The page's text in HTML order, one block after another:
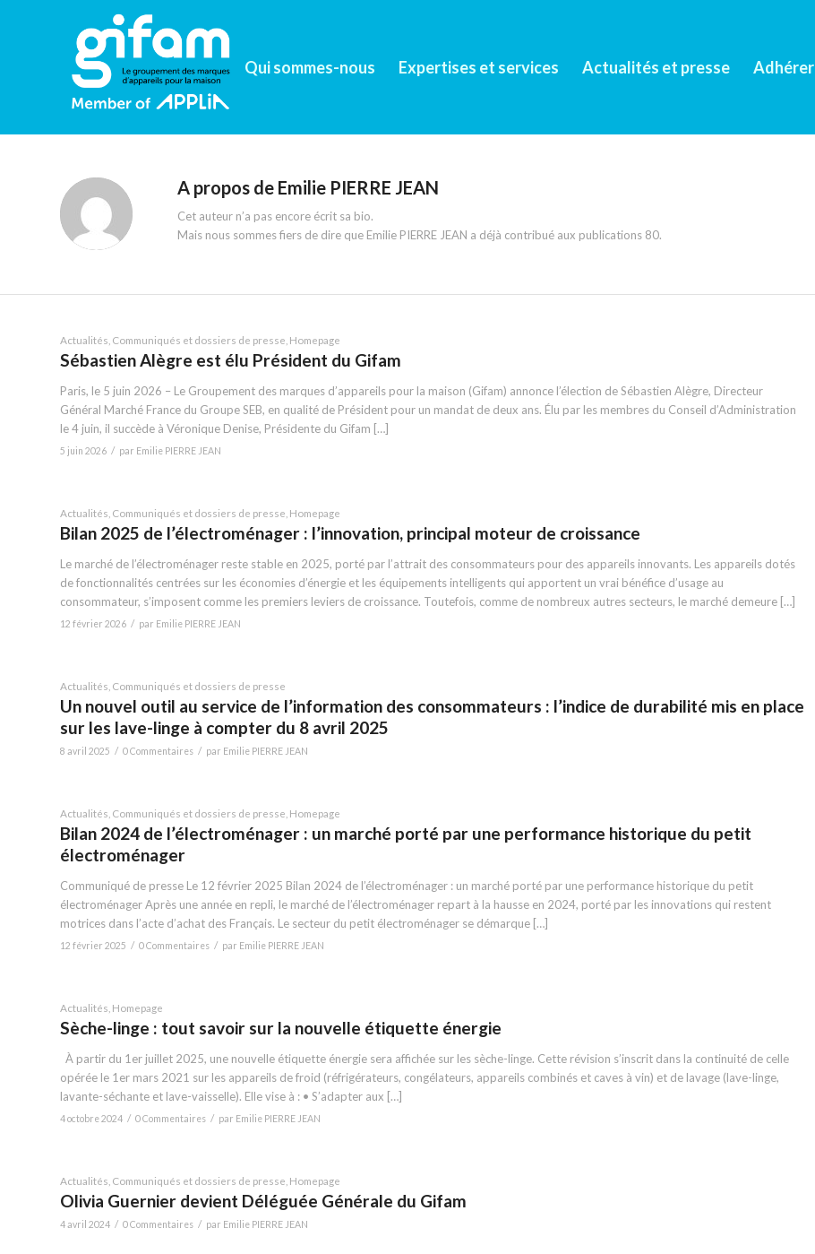
Qui sommes-nous Expertises et services Actualités et presse Adhérer
A propos de Emilie PIERRE JEAN
Cet auteur n’a pas encore écrit sa bio.
Mais nous sommes fiers de dire que Emilie PIERRE JEAN a déjà contribué aux publications 80.
Actualités Communiqués et dossiers de presse Homepage
Sébastien Alègre est élu Président du Gifam
Paris, le 5 juin 2026 – Le Groupement des marques d’appareils pour la maison (Gifam) annonce l’élection de Sébastien Alègre, Directeur
Général Marché France du Groupe SEB, en qualité de Président pour un mandat de deux ans. Élu par les membres du Conseil d’Administration
le 4 juin, il succède à Véronique Denise, Présidente du Gifam […]
5 juin 2026 / par Emilie PIERRE JEAN
Actualités Communiqués et dossiers de presse Homepage
Bilan 2025 de l’électroménager : l’innovation, principal moteur de croissance
Le marché de l’électroménager reste stable en 2025, porté par l’attrait des consommateurs pour des appareils innovants. Les appareils dotés
de fonctionnalités centrées sur les économies d’énergie et les équipements intelligents qui apportent un vrai bénéfice d’usage au
consommateur, s’imposent comme les premiers leviers de croissance. Toutefois, comme de nombreux autres secteurs, le marché demeure […]
12 février 2026 / par Emilie PIERRE JEAN
Actualités Communiqués et dossiers de presse
Un nouvel outil au service de l’information des consommateurs : l’indice de durabilité mis en place
sur les lave-linge à compter du 8 avril 2025
8 avril 2025 / 0 Commentaires / par Emilie PIERRE JEAN
Actualités Communiqués et dossiers de presse Homepage
Bilan 2024 de l’électroménager : un marché porté par une performance historique du petit
électroménager
Communiqué de presse Le 12 février 2025 Bilan 2024 de l’électroménager : un marché porté par une performance historique du petit
électroménager Après une année en repli, le marché de l’électroménager repart à la hausse en 2024, porté par les innovations qui restent
motrices dans l’acte d’achat des Français. Le secteur du petit électroménager se démarque […]
12 février 2025 / 0 Commentaires / par Emilie PIERRE JEAN
Actualités Homepage
Sèche-linge : tout savoir sur la nouvelle étiquette énergie
À partir du 1er juillet 2025, une nouvelle étiquette énergie sera affichée sur les sèche-linge. Cette révision s’inscrit dans la continuité de celle
opérée le 1er mars 2021 sur les appareils de froid (réfrigérateurs, congélateurs, appareils combinés et caves à vin) et de lavage (lave-linge,
lavante-séchante et lave-vaisselle). Elle vise à : • S’adapter aux […]
4 octobre 2024 / 0 Commentaires / par Emilie PIERRE JEAN
Actualités Communiqués et dossiers de presse Homepage
Olivia Guernier devient Déléguée Générale du Gifam
4 avril 2024 / 0 Commentaires / par Emilie PIERRE JEAN